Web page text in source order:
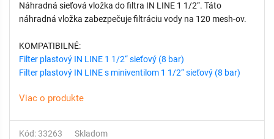
Náhradná sieťová vložka do filtra IN LINE 1 1/2“. Táto
náhradná vložka zabezpečuje filtráciu vody na 120 mesh-ov.
KOMPATIBILNÉ:
Filter plastový IN LINE 1 1/2“ sieťový (8 bar)
Filter plastový IN LINE s miniventilom 1 1/2“ sieťový (8 bar)
Viac o produkte
Kód: 33263 Skladom